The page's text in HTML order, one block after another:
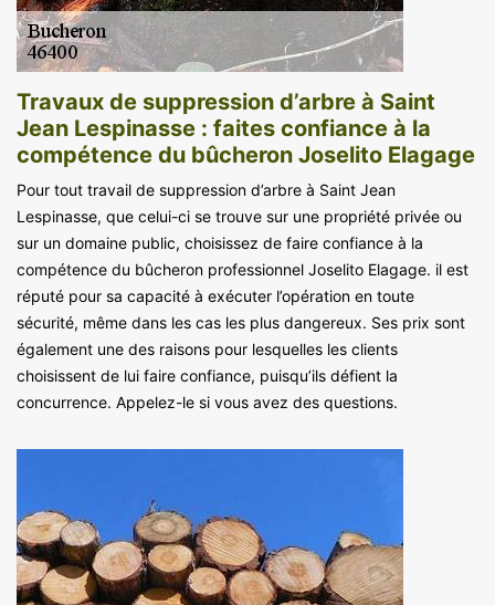
Travaux de suppression d’arbre à Saint
Jean Lespinasse : faites confiance à la
compétence du bûcheron Joselito Elagage
Pour tout travail de suppression d’arbre à Saint Jean
Lespinasse, que celui-ci se trouve sur une propriété privée ou
sur un domaine public, choisissez de faire confiance à la
compétence du bûcheron professionnel Joselito Elagage. il est
réputé pour sa capacité à exécuter l’opération en toute
sécurité, même dans les cas les plus dangereux. Ses prix sont
également une des raisons pour lesquelles les clients
choisissent de lui faire confiance, puisqu’ils défient la
concurrence. Appelez-le si vous avez des questions.